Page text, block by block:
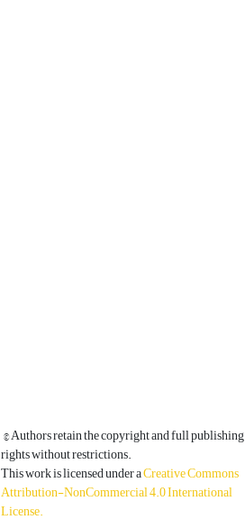
© Authors retain the copyright and full publishing
rights without restrictions.
This work is licensed under aCreative Commons
Attribution-NonCommercial 4.0 International
License.